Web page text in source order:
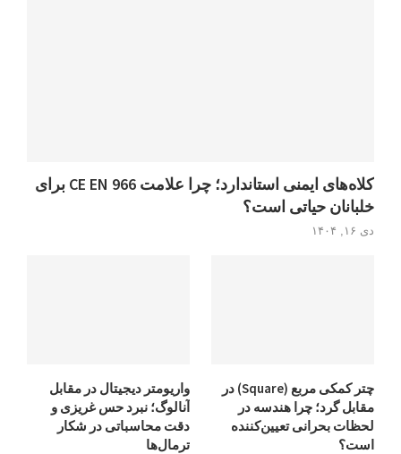
کلاه‌های ایمنی استاندارد؛ چرا علامت CE EN 966 برای
خلبانان حیاتی است؟
دی ۱۶, ۱۴۰۴
چتر کمکی مربع (Square) در
مقابل گرد؛ چرا هندسه در
لحظات بحرانی تعیین‌کننده
است؟
واریومتر دیجیتال در مقابل
آنالوگ؛ نبرد حس غریزی و
دقت محاسباتی در شکار
ترمال‌ها